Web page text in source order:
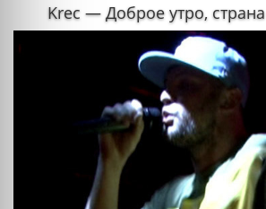
Krec — Доброе утро, страна